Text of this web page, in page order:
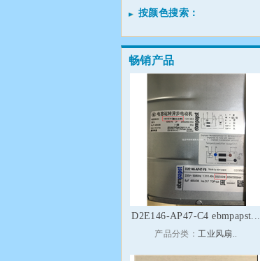
按颜色搜索：
畅销产品
D2E146-AP47-C4 ebmpapst...
产品分类：工业风扇..